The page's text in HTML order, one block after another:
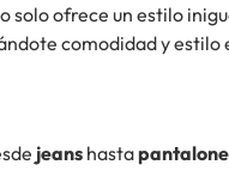
solo ofrece un estilo
comodidad y estilo
jeans hasta